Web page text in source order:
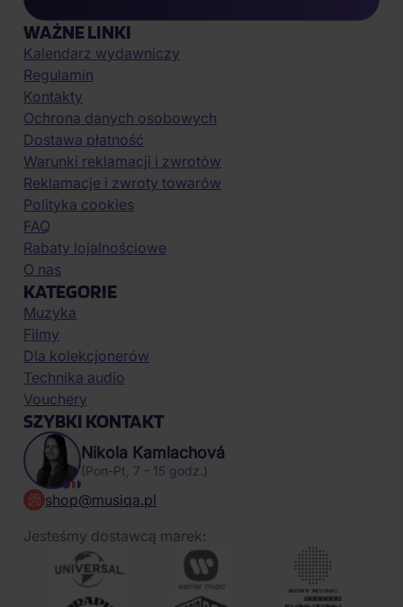
WAŻNE LINKI
Kalendarz wydawniczy
Regulamin
Kontakty
Ochrona danych osobowych
Dostawa płatność
Warunki reklamacji i zwrotów
Reklamacje i zwroty towarów
Polityka cookies
FAQ
Rabaty lojalnościowe
O nas
KATEGORIE
Muzyka
Filmy
Dla kolekcjonerów
Technika audio
Vouchery
SZYBKI KONTAKT
Nikola Kamlachová
(Pon-Pt, 7 - 15 godz.)
shop@musiqa.pl
Jesteśmy dostawcą marek: